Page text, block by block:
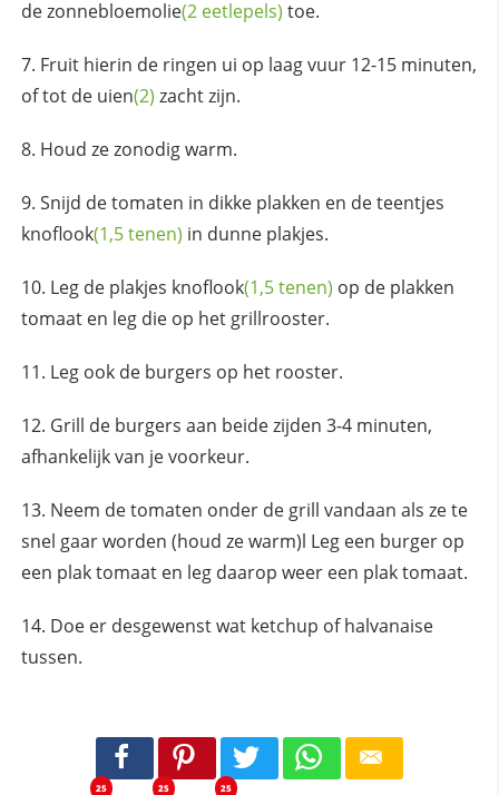
dezonnebloemolie(2 eetlepels) toe.
Fruit hierin de ringen ui op laag vuur 12-15 minuten,
of tot de uien(2) zacht zijn.
Houd ze zonodig warm.
Snijd de tomaten in dikke plakken en de teentjes
knoflook(1,5 tenen) in dunne plakjes.
Leg de plakjes knoflook(1,5 tenen) op de plakken
tomaat en leg die op het grillrooster.
Leg ook de burgers op het rooster.
Grill de burgers aan beide zijden 3-4 minuten,
afhankelijk van je voorkeur.
Neem de tomaten onder de grill vandaan als ze te
snel gaar worden (houd ze warm)l Leg een burger op
een plak tomaat en leg daarop weer een plak tomaat.
Doe er desgewenst wat ketchup of halvanaise
tussen.
25 25 25